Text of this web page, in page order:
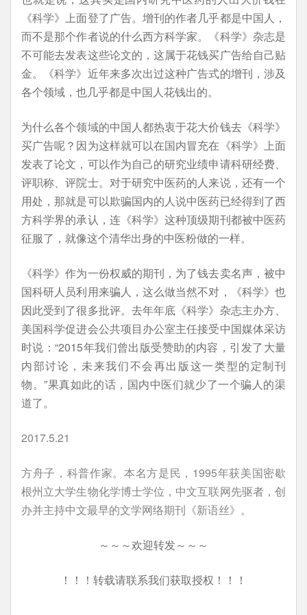
《科学》上面登了广告。增刊的作者几乎都是中国人，
而不是那个作者说的什么西方科学家。《科学》杂志是
不可能去发表这些论文的，这属于花钱买广告给自己贴
金。《科学》近年来多次出过这种广告式的增刊，涉及
各个领域，也几乎都是中国人花钱出的。
为什么各个领域的中国人都热衷于花大价钱去《科学》
买广告呢？因为这样就可以在国内冒充在《科学》上面
发表了论文，可以作为自己的研究业绩申请科研经费、
评职称、评院士。对于研究中医药的人来说，还有一个
用处，那就是可以欺骗国内的人说中医药已经得到了西
方科学界的承认，连《科学》这种顶级期刊都被中医药
征服了，就像这个清华出身的中医粉做的一样。
《科学》作为一份权威的期刊，为了钱去卖名声，被中
国科研人员利用来骗人，这么做当然不对，《科学》也
因此受到了很多批评。去年年底《科学》杂志主办方、
美国科学促进会公共项目办公室主任接受中国媒体采访
时说：“2015年我们曾出版受赞助的内容，引发了大量
内部讨论，未来我们不会再出版这一类型的定制刊
物。”果真如此的话，国内中医们就少了一个骗人的渠
道了。
2017.5.21
方舟子，科普作家。本名方是民，1995年获美国密歇
根州立大学生物化学博士学位，中文互联网先驱者，创
办并主持中文最早的文学网络期刊《新语丝》。
～～～欢迎转发～～～
！！！转载请联系我们获取授权！！！